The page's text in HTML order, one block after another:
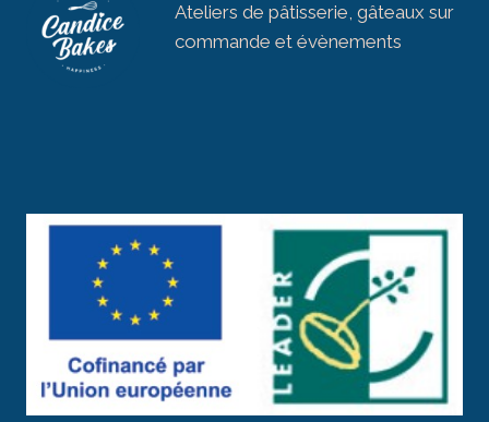
Ateliers de pâtisserie, gâteaux sur
commande et évènements